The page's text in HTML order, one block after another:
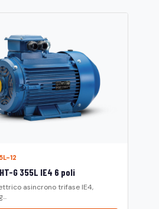
12
G 355L IE4 6 poli
asincrono trifase IE4,